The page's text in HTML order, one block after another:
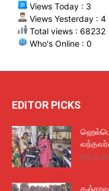
Views Today : 3
Views Yesterday : 4
Total views : 68232
Who's Online : 0
EDITOR PICKS
July 5,